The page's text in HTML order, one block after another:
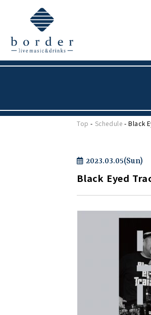
Top - Schedule - Black
2023.03.05(Sun)
Black Eyed